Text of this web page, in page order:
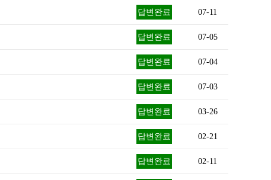
답변완료 07-11
답변완료 07-05
답변완료 07-04
답변완료 07-03
답변완료 03-26
답변완료 02-21
답변완료 02-11